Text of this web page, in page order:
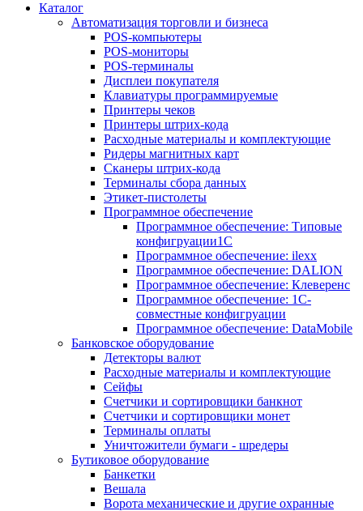
Каталог
Автоматизация торговли и бизнеса
POS-компьютеры
POS-мониторы
POS-терминалы
Дисплеи покупателя
Клавиатуры программируемые
Принтеры чеков
Принтеры штрих-кода
Расходные материалы и комплектующие
Ридеры магнитных карт
Сканеры штрих-кода
Терминалы сбора данных
Этикет-пистолеты
Программное обеспечение
Программное обеспечение: Типовые
конфигруации1С
Программное обеспечение: ilexx
Программное обеспечение: DALION
Программное обеспечение: Клеверенс
Программное обеспечение: 1С-
совместные конфигруации
Программное обеспечение: DataMobile
Банковское оборудование
Детекторы валют
Расходные материалы и комплектующие
Сейфы
Счетчики и сортировщики банкнот
Счетчики и сортировщики монет
Терминалы оплаты
Уничтожители бумаги - шредеры
Бутиковое оборудование
Банкетки
Вешала
Ворота механические и другие охранные